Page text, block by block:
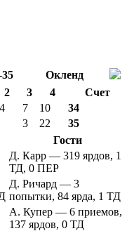
35
Окленд
2 3 4
Счет
7 10
34
3 22
35
Гости
Д. Карр — 319 ярдов, 1
ТД, 0 ПЕР
Д. Ричард — 3
попытки, 84 ярда, 1 ТД
А. Купер — 6 приемов,
137 ярдов, 0 ТД